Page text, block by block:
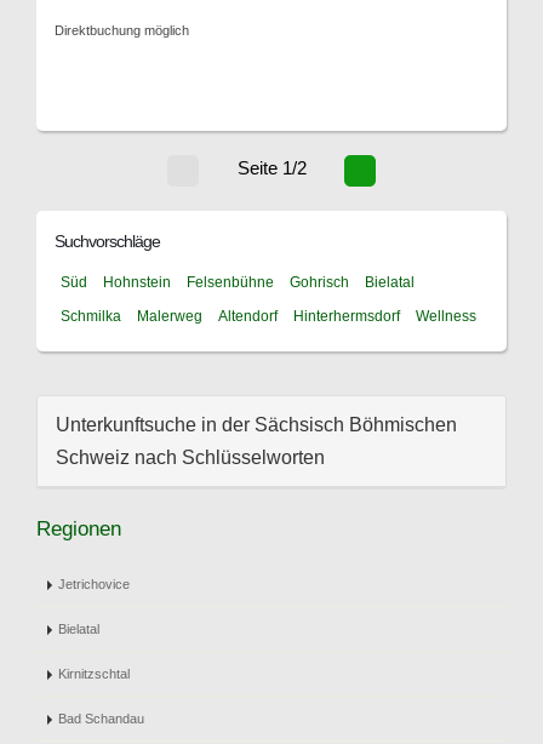
Direktbuchung möglich
Seite 1/2
Suchvorschläge
Süd Hohnstein Felsenbühne Gohrisch
Bielatal
Schmilka
Malerweg Altendorf Hinterhermsdorf Wellness
Unterkunftsuche in der Sächsisch Böhmischen
Schweiz nach Schlüsselworten
Regionen
Jetrichovice
Bielatal
Kirnitzschtal
Bad Schandau